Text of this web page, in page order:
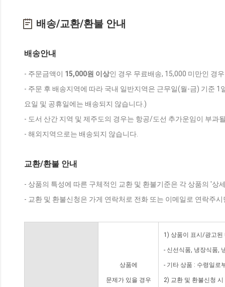
배송/교환/환불 안내
배송안내
- 주문금액이 15,000원 이상인 경우 무료배송, 15,000 미만인 경
- 주문 후 배송지역에 따라 국내 일반지역은 근무일(월-금) 기준
요일 및 공휴일에는 배송되지 않습니다.)
- 도서 산간 지역 및 제주도의 경우는 항공/도선 추가운임이 부과
- 해외지역으로는 배송되지 않습니다.
교환/환불 안내
- 상품의 특성에 따른 구체적인 교환 및 환불기준은 각 상품의 '상
- 교환 및 환불신청은 가게 연락처로 전화 또는 이메일로 연락주
상품에
문제가 있을 경우
1) 상품이 표시/광고된
- 신선식품, 냉장식품,
- 기타 상품 : 수령일로
2) 교환 및 환불신청